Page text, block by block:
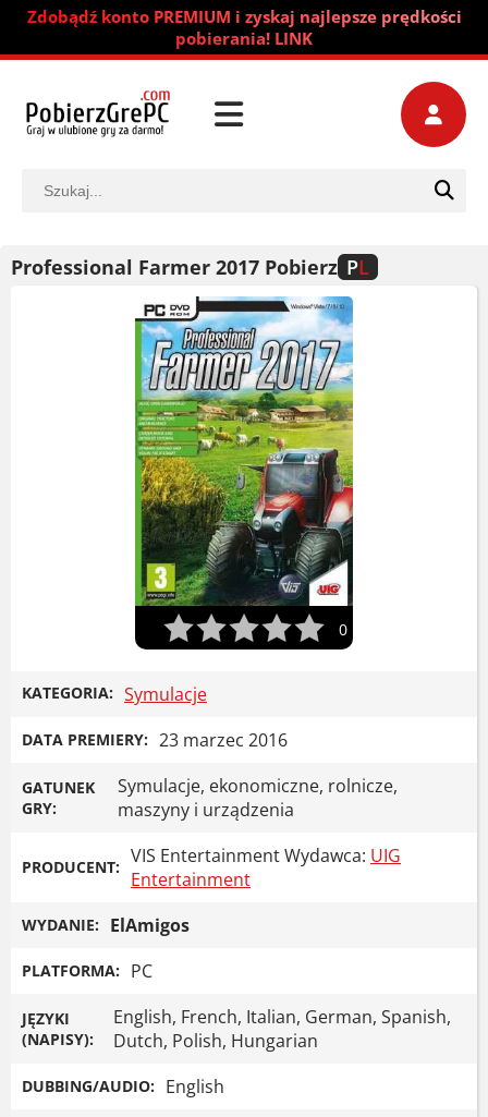
Zdobądź konto PREMIUM i zyskaj najlepsze prędkości
pobierania! LINK
Professional Farmer 2017 Pobierz PL
0
KATEGORIA: Symulacje
DATA PREMIERY: 23 marzec 2016
GATUNEK
GRY:
Symulacje, ekonomiczne, rolnicze,
maszyny i urządzenia
PRODUCENT: VIS Entertainment Wydawca: UIG
Entertainment
WYDANIE: ElAmigos
PLATFORMA: PC
JĘZYKI
(NAPISY):
English, French, Italian, German, Spanish,
Dutch, Polish, Hungarian
DUBBING/AUDIO: English